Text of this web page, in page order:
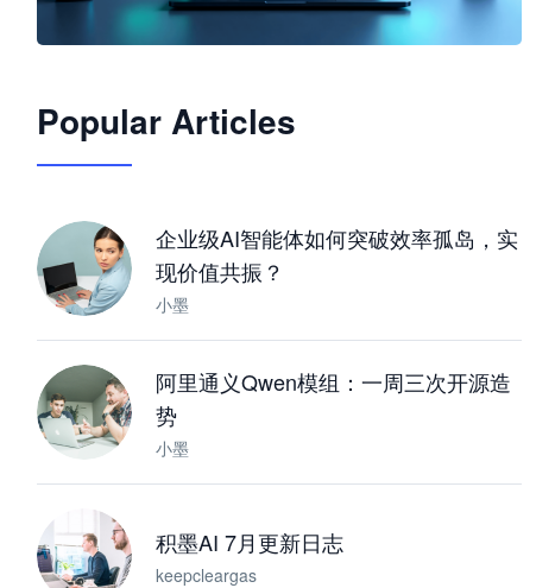
JimoClaw 桌面 AI Agent 工作台
Popular Articles
企业级AI智能体如何突破效率孤岛，实
现价值共振？
小墨
阿里通义Qwen模组：一周三次开源造
势
小墨
积墨AI 7月更新日志
keepcleargas